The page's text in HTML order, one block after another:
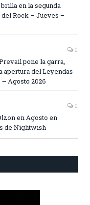
en la segunda
Rock – Jueves –
0
pone la garra,
apertura del Leyendas
Agosto 2026
0
en Agosto en
de Nightwish